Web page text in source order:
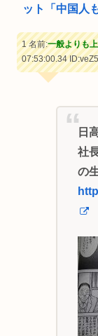
ット「中国人
1 名前:一般よりも
07:53:00.34
日
社
の